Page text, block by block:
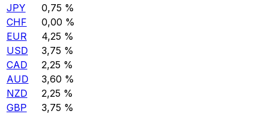
JPY
0,75 %
CHF
0,00 %
EUR
4,25 %
USD
3,75 %
CAD
2,25 %
AUD
3,60 %
NZD
2,25 %
GBP
3,75 %